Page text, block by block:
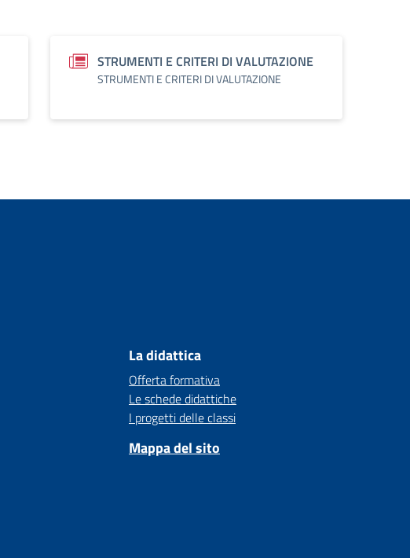
STRUMENTI E CRITERI DI VALUTAZIONE
STRUMENTI E CRITERI DI VALUTAZIONE
La didattica
Offerta formativa
Le schede didattiche
I progetti delle classi
Mappa del sito